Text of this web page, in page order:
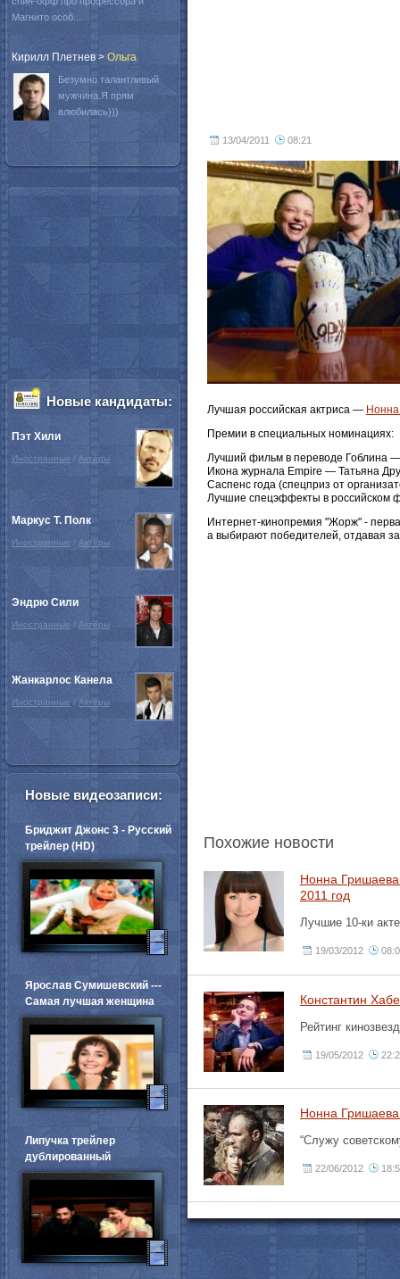
13/04/2011 08:21
Лучшая российская актриса —
Премии в специальных номинациях:
Лучший фильм в переводе Гоблина
Икона журнала Empire — Татьяна
Саспенс года (спецприз от
Лучшие спецэффекты в российском
Интернет-кинопремия "Жорж" -
а выбирают победителей, отдавая
Похожие новости
Нонна Гришаева
2011 год
Лучшие 10-ки
19/03/2012
Константин
Рейтинг
19/05/2012
Нонна
“Служу
22/06/2012
Магнито особ...
Кирилл Плетнев > Oльга
Безумно талантливый
мужчина.Я прям
влюбилась)))
Новые кандидаты:
Пэт Хили
Иностранные / Актёры
Маркус Т. Полк
Иностранные / Актёры
Эндрю Сили
Иностранные / Актёры
Жанкарлос Канела
Иностранные / Актёры
Новые видеозаписи:
Бриджит Джонс 3 - Русский
трейлер (HD)
Ярослав Сумишевский ---
Самая лучшая женщина
Липучка трейлер
дублированный